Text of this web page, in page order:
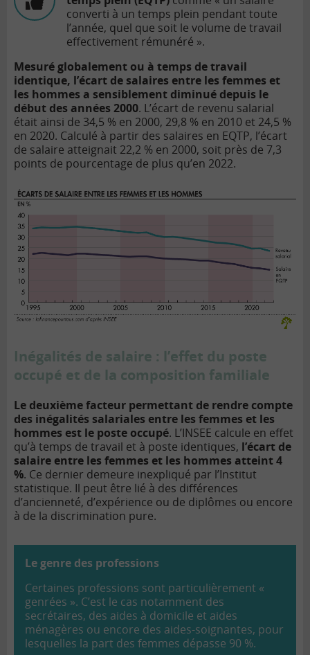
converti à un temps plein pendant toute
l’année, quel que soit le volume de travail
effectivement rémunéré ».
Mesuré globalement ou à temps de travail
identique, l’écart de salaires entre les femmes et
les hommes a sensiblement diminué depuis le
début des années 2000. L’écart de revenu salarial
était ainsi de 34,5 % en 2000, 29,8 % en 2010 et 24,5 %
en 2020. Calculé à partir des salaires en EQTP, l’écart
de salaire atteignait 22,2 % en 2000, soit près de 7,3
points de pourcentage de plus qu’en 2022.
Inégalités de salaire : l’effet du poste
occupé et de la composition familiale
Le deuxième facteur permettant de rendre compte
des inégalités salariales entre les femmes et les
hommes est le poste occupé. L’INSEE calcule en effet
qu’à temps de travail et à poste identiques, l’écart de
salaire entre les femmes et les hommes atteint 4
%. Ce dernier demeure inexpliqué par l’Institut
statistique. Il peut être lié à des différences
d’ancienneté, d’expérience ou de diplômes ou encore
à de la discrimination pure.
Le genre des professions
Certaines professions sont particulièrement «
genrées ». C’est le cas notamment des
secrétaires, des aides à domicile et aides
ménagères ou encore des aides-soignantes, pour
lesquelles la part des femmes dépasse 90 %.